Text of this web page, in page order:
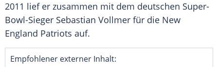
2011 lief er zusammen mit dem deutschen Super-
Bowl-Sieger Sebastian Vollmer für die New
England Patriots auf.
Empfohlener externer Inhalt: